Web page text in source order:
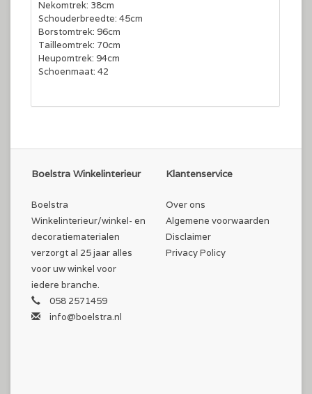
Nekomtrek: 38cm
Schouderbreedte: 45cm
Borstomtrek: 96cm
Tailleomtrek: 70cm
Heupomtrek: 94cm
Schoenmaat: 42
Boelstra Winkelinterieur
Boelstra
Winkelinterieur/winkel- en
decoratiematerialen
verzorgt al 25 jaar alles
voor uw winkel voor
iedere branche.
058 2571459
info@boelstra.nl
Klantenservice
Over ons
Algemene voorwaarden
Disclaimer
Privacy Policy